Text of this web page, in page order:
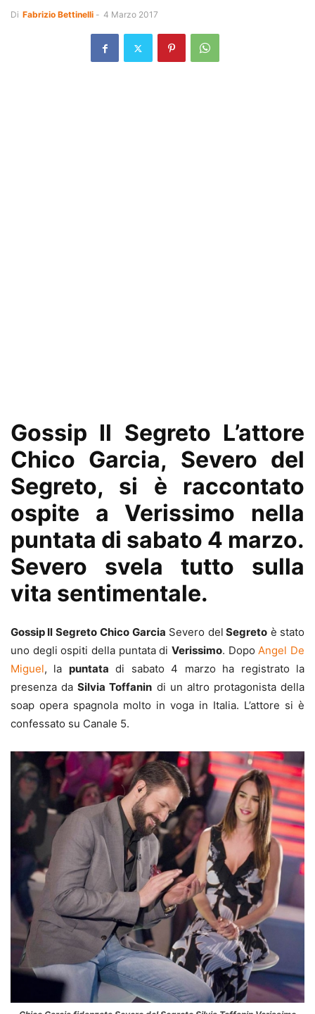
Di Fabrizio Bettinelli - 4 Marzo 2017
Gossip Il Segreto L’attore
Chico Garcia, Severo del
Segreto, si è raccontato
ospite a Verissimo nella
puntata di sabato 4 marzo.
Severo svela tutto sulla
vita sentimentale.
Gossip Il Segreto Chico Garcia Severo del Segreto è stato
uno degli ospiti della puntata di Verissimo. Dopo Angel De
Miguel, la puntata di sabato 4 marzo ha registrato la
presenza daSilvia Toffanin di un altro protagonista della
soap opera spagnola molto in voga in Italia. L’attore si è
confessato su Canale 5.